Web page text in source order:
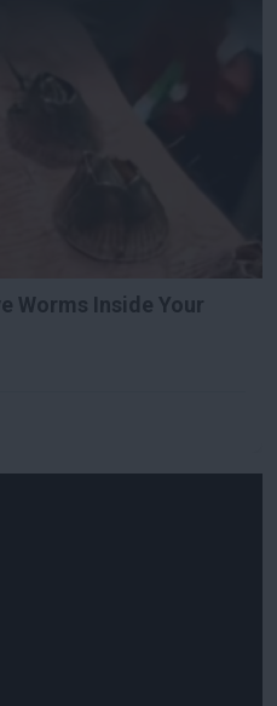
Worms Inside Your